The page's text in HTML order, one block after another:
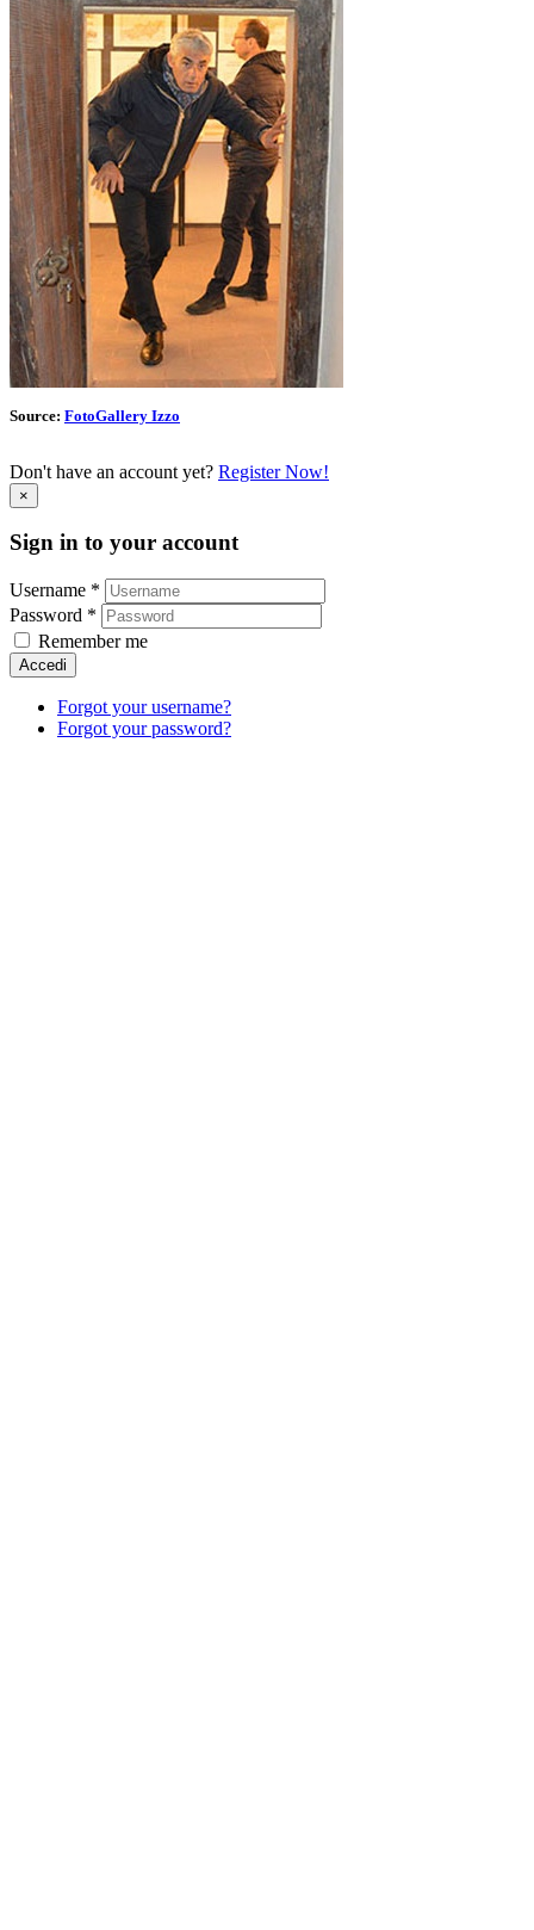
Source: FotoGallery Izzo
Don't have an account yet? Register Now!
×
Sign in to your account
Username *
Password *
Remember me
Accedi
Forgot your username?
Forgot your password?